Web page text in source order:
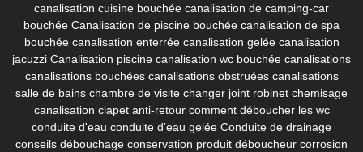
canalisation cuisine bouchée canalisation de camping-car
bouchée Canalisation de piscine bouchée canalisation de spa
bouchée canalisation enterrée canalisation gelée canalisation
jacuzzi Canalisation piscine canalisation wc bouchée canalisations
canalisations bouchées canalisations obstruées canalisations
salle de bains chambre de visite changer joint robinet chemisage
canalisation clapet anti-retour comment déboucher les wc
conduite d'eau conduite d'eau gelée Conduite de drainage
conseils débouchage conservation produit déboucheur corrosion